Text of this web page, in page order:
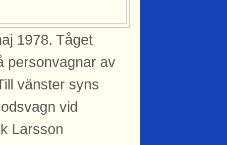
1978. Tåget
personvagnar av
vänster syns
vid
Larsson